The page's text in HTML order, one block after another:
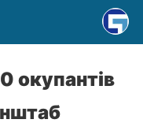
окупантів